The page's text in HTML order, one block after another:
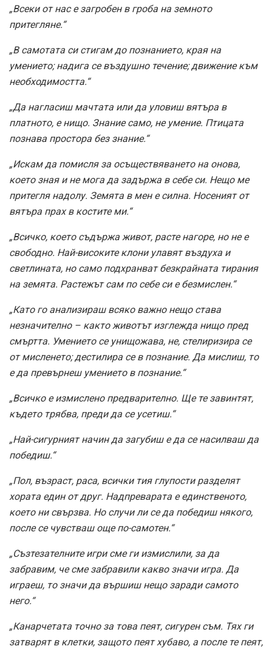
„Всеки от нас е загробен в гроба на земното
притегляне.“
„В самотата си стигам до познанието, края на
умението; надига се въздушно течение; движение към
необходимостта.“
„Да нагласиш мачтата или да уловиш вятъра в
платното, е нищо. Знание само, не умение. Птицата
познава простора без знание.“
„Искам да помисля за осъществяването на онова,
което зная и не мога да задържа в себе си. Нещо ме
притегля надолу. Земята в мен е силна. Носеният от
вятъра прах в костите ми.“
„Всичко, което съдържа живот, расте нагоре, но не е
свободно. Най-високите клони улавят въздуха и
светлината, но само подхранват безкрайната тирания
на земята. Растежът сам по себе си е безмислен.“
„Като го анализираш всяко важно нещо става
незначително – както животът изглежда нищо пред
смъртта. Умението се унищожава, не, стелиризира се
от мисленето; дестилира се в познание. Да мислиш, то
е да превърнеш умението в познание.“
„Всичко е измислено предварително. Ще те завинтят,
където трябва, преди да се усетиш.“
„Най-сигурният начин да загубиш е да се насилваш да
победиш.“
„Пол, възраст, раса, всички тия глупости разделят
хората един от друг. Надпреварата е единственото,
което ни свързва. Но случи ли се да победиш някого,
после се чувстваш още по-самотен.“
„Съзтезателните игри сме ги измислили, за да
забравим, че сме забравили какво значи игра. Да
играеш, то значи да вършиш нещо заради самото
него.“
„Канарчетата точно за това пеят, сигурен съм. Тях ги
затварят в клетки, защото пеят хубаво, а после те пеят,